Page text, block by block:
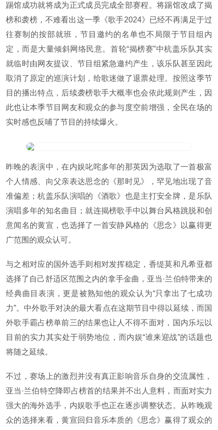
踢馆成功就将成为正式成员完成全部赛程。将踢馆改成了揭
榜和袭榜，不难看出这一季《歌手2024》已经不再满足于过
往赛制的按部就班，节目邀约的名单也不局限于节目组内
定，而是大量倾斜网络民意。首轮“揭榜赛”中杭盖乐队其实
就临时由网友提议、节目组紧急邀约产生，该乐队甚至因此
取消了原定的巡演计划，给歌迷做了退票处理。按照这季节
目的播出特点，后续袭榜歌手大概率也会依此规则产生，因
此也让本季节目网友和观众的参与度空前增强，全民在场的
实时感也反哺了节目的持续爆火。
昨晚的表演中，在内娱叱咤多年的那英因为选取了一首极富
个人情感、向父亲表达思念的《那时见》，罕见地出现了音
准偏差；杭盖乐队演唱的《酒歌》也是主打安全牌，是乐队
演唱多年的知名曲目；就连揭榜歌手中以舞台风格跳脱和创
意闻名的黄宣，也选择了一首安静风格的《思念》以赢得更
广范围的观众认可。
与之相对应的国外选手则相对发挥稳定，香缇莫和凡希亚都
选择了自己舒适区范围之内的拿手金曲，亚当·兰伯特带来的
经典曲目表演，更是被熟知他的观众认为“只拿出了七成功
力”。中外歌手对决的最大看点在这期节目中得以延续，而国
外歌手霸占榜单前三的结果也让人不得不面对，国内乐坛以
目前的实力其实处于弱势地位，而内娱“谁来迎战”的话题也
将随之延续。
不过，赛场上的激烈并没有真正影响音乐自身的交流属性，
亚当·兰伯特空降即占榜首的结果并不出人意料，而面对实力
强大的海外选手，内娱歌手也正在逐步调整状态。从昨晚观
众的选择来看，黄宣回归音乐本质的《思念》赢得了观众的